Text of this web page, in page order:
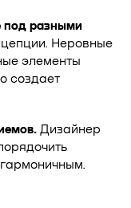
под разными
Неровные
элементы
создает
Дизайнер